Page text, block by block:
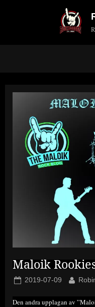
Maloik
Posted
2019-07-09 By
Den andra upplagan av